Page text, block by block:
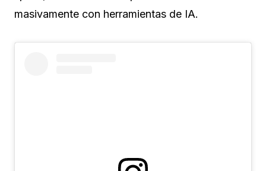
masivamente con herramientas de IA.